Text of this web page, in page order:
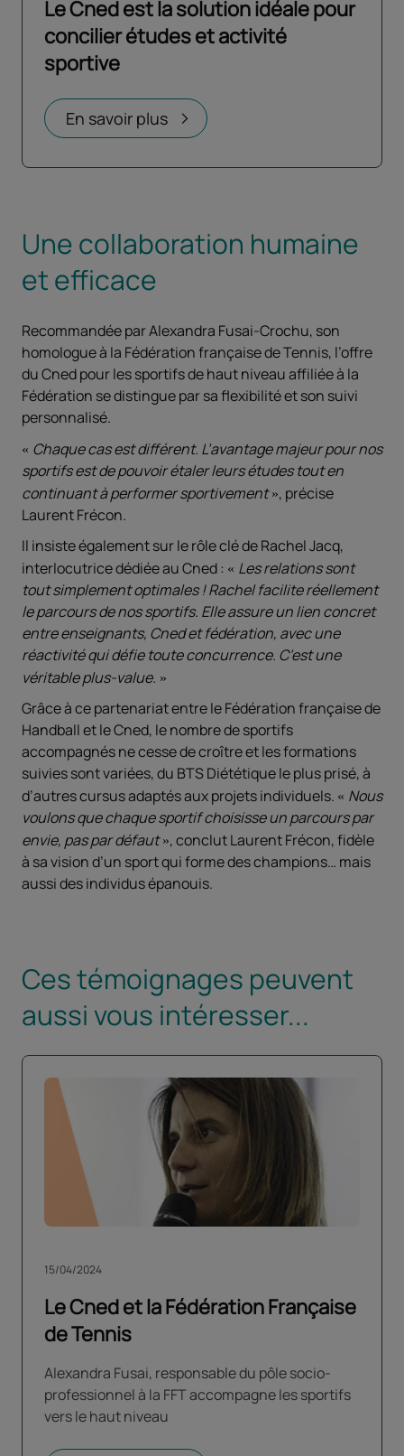
Le Cned est la solution idéale pour
concilier études et activité
sportive
En savoir plus
Ouvrir dans un nouvel onglet
Une collaboration humaine
et efficace
Recommandée par Alexandra Fusai-Crochu, son
homologue à la Fédération française de Tennis, l’offre
du Cned pour les sportifs de haut niveau affiliée à la
Fédération se distingue par sa flexibilité et son suivi
personnalisé.
Chaque cas est différent. L’avantage majeur pour nos
sportifs est de pouvoir étaler leurs études tout en
continuant à performer sportivement , précise
Laurent Frécon.
Il insiste également sur le rôle clé de Rachel Jacq,
interlocutrice dédiée au Cned :
Les relations sont
tout simplement optimales ! Rachel facilite réellement
le parcours de nos sportifs. Elle assure un lien concret
entre enseignants, Cned et fédération, avec une
réactivité qui défie toute concurrence. C’est une
véritable plus-value.
Grâce à ce partenariat entre le Fédération française de
Handball et le Cned, le nombre de sportifs
accompagnés ne cesse de croître et les formations
suivies sont variées, du BTS Diététique le plus prisé, à
d’autres cursus adaptés aux projets individuels.
Nous
voulons que chaque sportif choisisse un parcours par
envie, pas par défaut , conclut Laurent Frécon, fidèle
à sa vision d’un sport qui forme des champions… mais
aussi des individus épanouis.
Ces témoignages peuvent
aussi vous intéresser...
Le Cned et la Fédération Française
de Tennis
15/04/2024
Alexandra Fusai, responsable du pôle socio-
professionnel à la FFT accompagne les sportifs
vers le haut niveau